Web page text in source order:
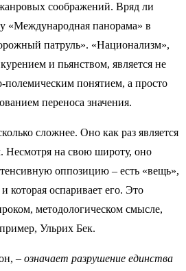
соображений. Вряд ли
«Международная панорама» в
патруль». «Национализм»,
и пьянством, является не
полемическим понятием, а просто
переноса значения.
сложнее. Оно как раз является
Несмотря на свою широту, оно
оппозицию – есть «вещь»,
которая оспаривает его. Это
методологическом смысле,
Ульрих Бек.
– означает разрушение единства